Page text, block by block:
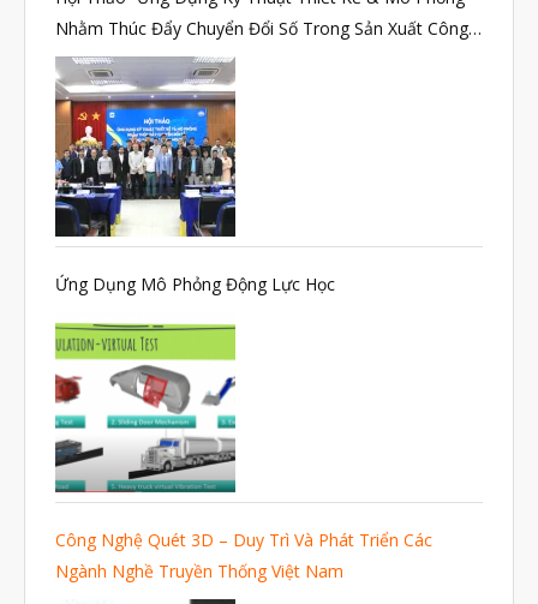
Nhằm Thúc Đẩy Chuyển Đổi Số Trong Sản Xuất Công
Nghiệp”
Ứng Dụng Mô Phỏng Động Lực Học
Công Nghệ Quét 3D – Duy Trì Và Phát Triển Các
Ngành Nghề Truyền Thống Việt Nam